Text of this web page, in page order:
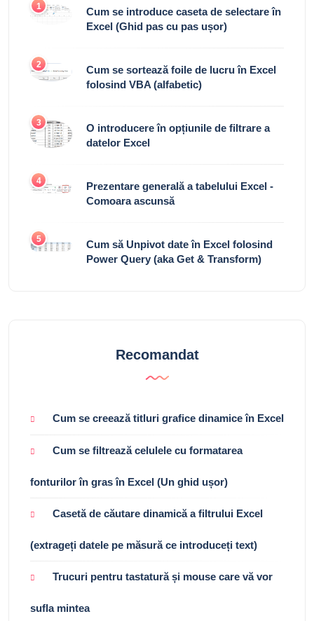
1
Cum se introduce caseta de selectare în
Excel (Ghid pas cu pas ușor)
2
Cum se sortează foile de lucru în Excel
folosind VBA (alfabetic)
3
O introducere în opțiunile de filtrare a
datelor Excel
4
Prezentare generală a tabelului Excel -
Comoara ascunsă
5
Cum să Unpivot date în Excel folosind
Power Query (aka Get & Transform)
Recomandat
Cum se creează titluri grafice dinamice în Excel
Cum se filtrează celulele cu formatarea
fonturilor în gras în Excel (Un ghid ușor)
Casetă de căutare dinamică a filtrului Excel
(extrageți datele pe măsură ce introduceți text)
Trucuri pentru tastatură și mouse care vă vor
sufla mintea